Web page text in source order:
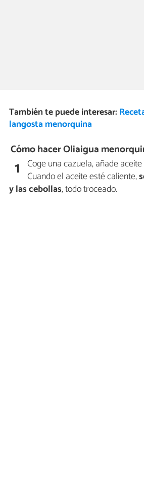
También te puede interesar:
langosta menorquina
Cómo hacer Oliaigua
1 Coge una cazuela, añade
Cuando el aceite esté caliente,
y las cebollas, todo troceado.